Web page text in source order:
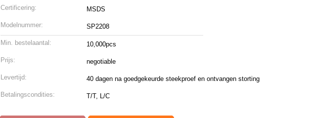
Certificering: MSDS
Modelnummer: SP2208
Min. bestelaantal: 10,000pcs
Prijs: negotiable
Levertijd: 40 dagen na goedgekeurde steekproef en ontvangen storting
Betalingscondities: T/T, L/C